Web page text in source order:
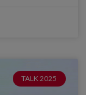
TALK 2025